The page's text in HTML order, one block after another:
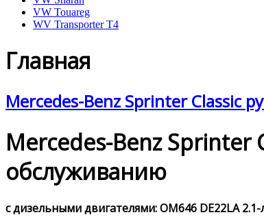
VW Touareg
WV Transporter T4
Главная
Mercedes-Benz Sprinter Classic
Mercedes-Benz Sprinter
обслуживанию
с дизельными двигателями: OM646 DE22LA